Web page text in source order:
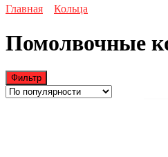
Главная
Кольца
Помолвочные
Фильтр